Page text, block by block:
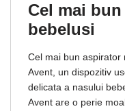
Cel mai
bebelusi
Cel mai bun aspirator
Avent, un dispozitiv
delicata a nasului
Avent are o perie